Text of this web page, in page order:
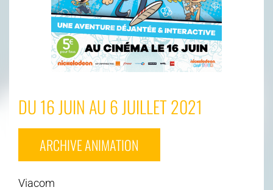
DU 16 JUIN AU 6 JUILLET 2021
ARCHIVE ANIMATION
Viacom